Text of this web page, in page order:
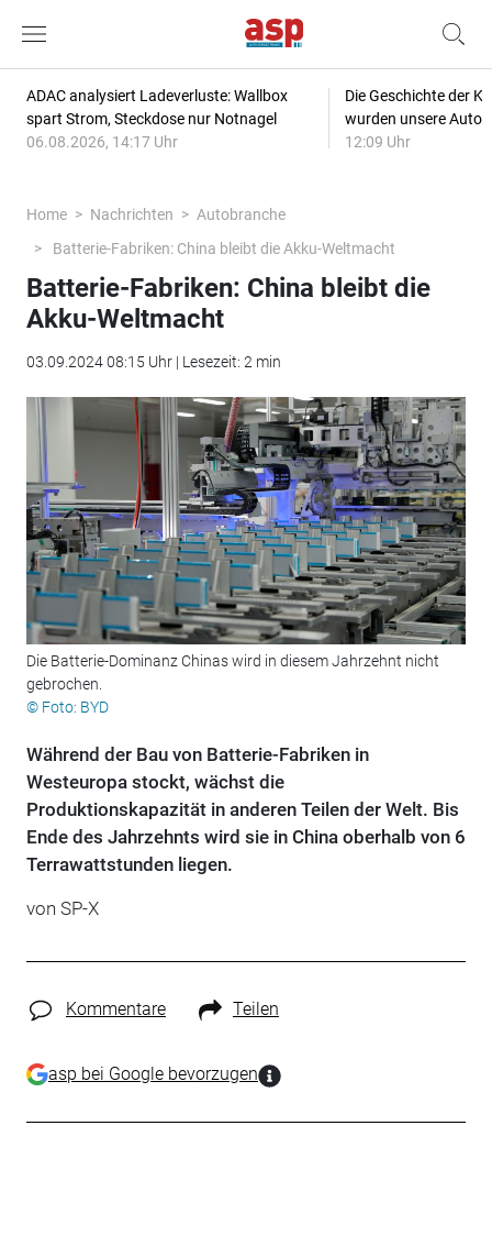
ADAC analysiert Ladeverluste: Wallbox
spart Strom, Steckdose nur Notnagel
06.08.2026, 14:17 Uhr
Die Geschichte der
wurden unsere
12:09 Uhr
Home Nachrichten
Autobranche
Batterie-Fabriken: China bleibt die Akku-Weltmacht
Batterie-Fabriken: China bleibt die
Akku-Weltmacht
03.09.2024 08:15 Uhr | Lesezeit: 2 min
Die Batterie-Dominanz Chinas wird in diesem Jahrzehnt nicht
gebrochen.
© Foto: BYD
Während der Bau von Batterie-Fabriken in
Westeuropa stockt, wächst die
Produktionskapazität in anderen Teilen der Welt. Bis
Ende des Jahrzehnts wird sie in China oberhalb von 6
Terrawattstunden liegen.
von SP-X
Kommentare Teilen
asp bei Google bevorzugen